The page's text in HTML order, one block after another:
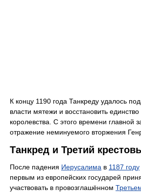
К концу 1190 года Танкреду удалось
власти мятежи и восстановить
королевства. С этого времени главной
отражение неминуемого вторжения
Танкред и Третий
После падения Иерусалима в 1187 году
первым из европейских государей
участвовать в провозглашённом